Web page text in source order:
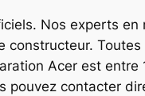
Nos experts
Acer est entre
pouvez contacter